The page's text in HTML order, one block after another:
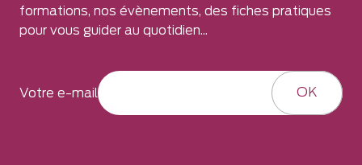
formations, nos évènements, des fiches pratiques
pour vous guider au quotidien...
Votre e-mail OK